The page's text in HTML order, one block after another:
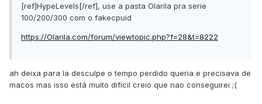
[ref]HypeLevels[/ref], use a pasta Olarila pra serie
100/200/300 com o fakecpuid
https://Olarila.com/forum/viewtopic.php?f=28&t=8222
ah deixa para la desculpe o tempo perdido queria e precisava de
macos mas isso está muito dificil creio que nao conseguirei ;(